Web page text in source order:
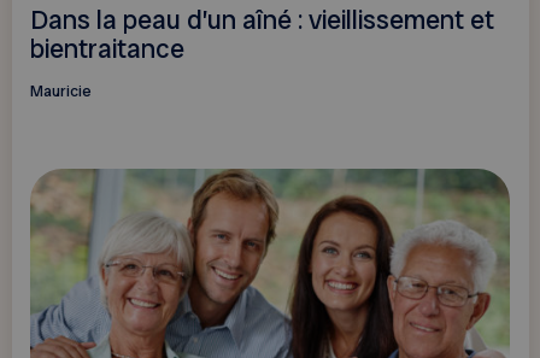
Dans la peau d’un aîné : vieillissement et
bientraitance
Mauricie